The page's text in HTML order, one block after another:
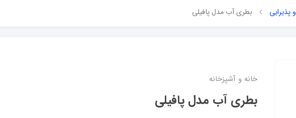
پذیرایی بطری آب مدل پافیلی
خانه و آشپزخانه
بطری آب مدل پافیلی